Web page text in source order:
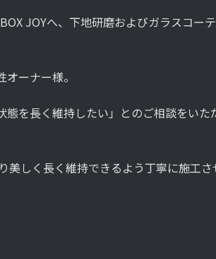
JOYへ、下地研磨およびガラスコー
ーナー様。
を長く維持したい」とのご相談をいた
美しく長く維持できるよう丁寧に施工さ